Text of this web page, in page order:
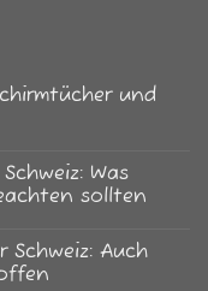
und
Was
sollten
Schweiz: Auch